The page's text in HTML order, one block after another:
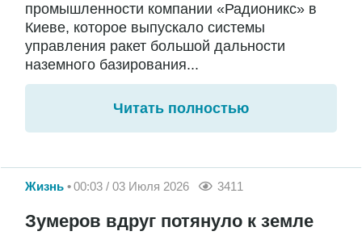
промышленности компании «Радионикс» в
Киеве, которое выпускало системы
управления ракет большой дальности
наземного базирования...
Читать полностью
Жизнь 00:03 / 03 Июля 2026 3411
Зумеров вдруг потянуло к земле